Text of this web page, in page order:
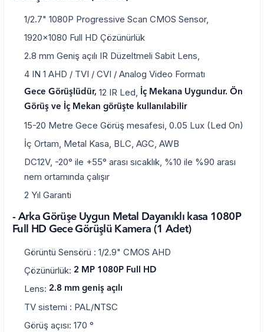
1/2.7" 1080P Progressive Scan CMOS Sensor,
1920x1080 Full HD Çözünürlük
2.8 mm Geniş açılı IR Düzeltmeli Sabit Lens,
4 IN 1 AHD / TVI / CVI / Analog Video Formatı
Gece Görüşlüdür, 12 IR Led, İç Mekana Uygundur. Ön
Görüş ve İç Mekan görüşte kullanılabilir
15-20 Metre Gece Görüş mesafesi, 0.05 Lux (Led On)
İç Ortam, Metal Kasa, BLC, AGC, AWB
DC12V, -20° ile +55° arası sıcaklık, %10 ile %90 arası
nem ortamında çalışır
2 Yıl Garanti
- Arka Görüşe Uygun Metal Dayanıklı kasa 1080P
Full HD Gece Görüşlü Kamera (1 Adet)
Görüntü Sensörü : 1/2.9" CMOS AHD
Çözünürlük: 2 MP 1080P Full HD
Lens: 2.8 mm geniş açılı
TV sistemi : PAL/NTSC
Görüş açısı: 170 °